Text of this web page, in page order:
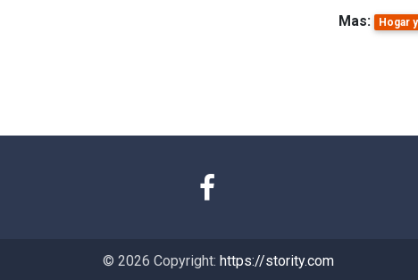
Mas: Hogar
© 2026 Copyright: https://stority.com